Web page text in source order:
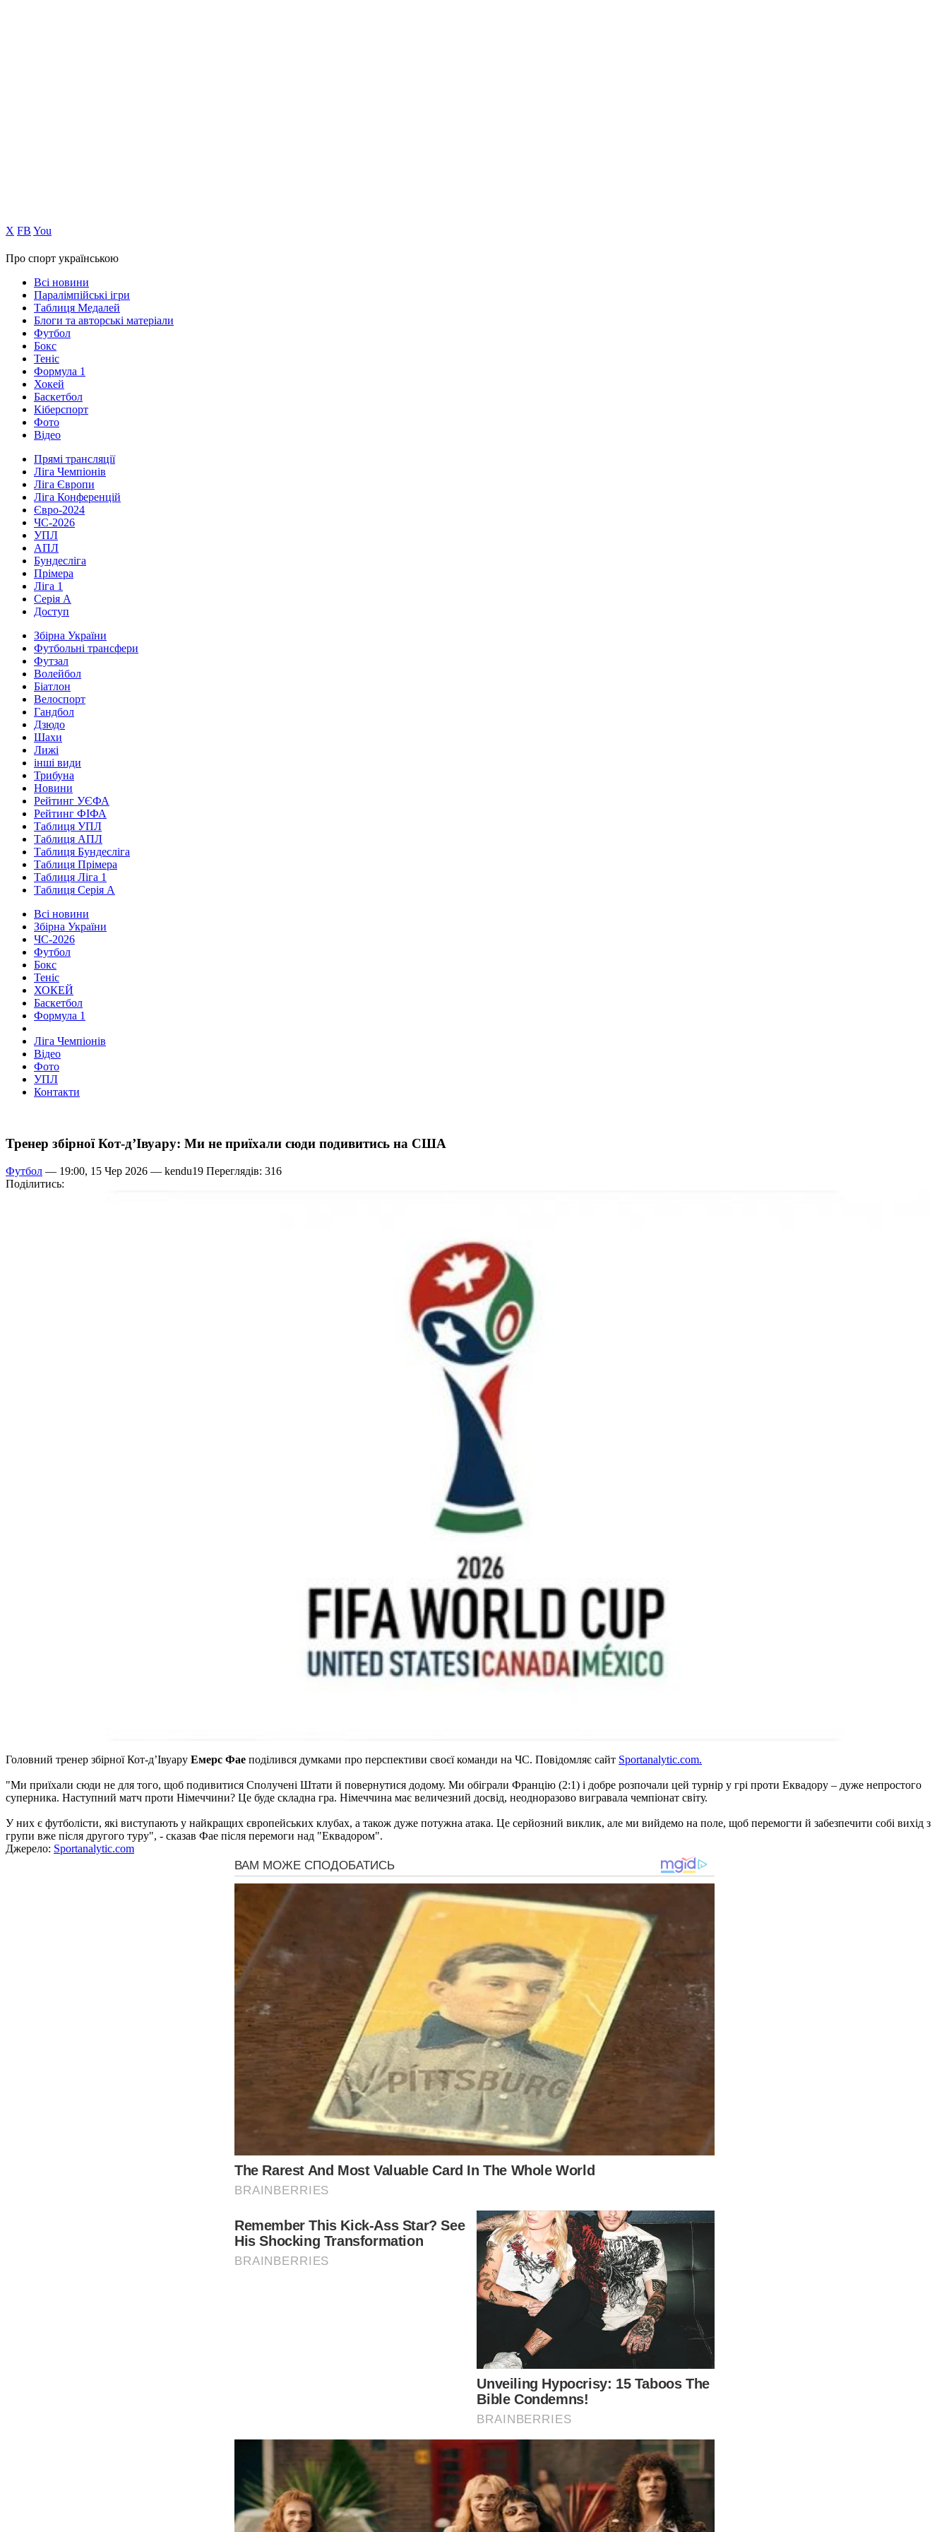
Х FB You
Про спорт українською
Всі новини
Паралімпійські ігри
Таблиця Медалей
Блоги та авторські матеріали
Футбол
Бокс
Теніс
Формула 1
Хокей
Баскетбол
Кіберспорт
Фото
Відео
Прямі трансляції
Ліга Чемпіонів
Ліга Європи
Ліга Конференцій
Євро-2024
ЧС-2026
УПЛ
АПЛ
Бундесліга
Прімера
Ліга 1
Серія А
Доступ
Збірна України
Футбольні трансфери
Футзал
Волейбол
Біатлон
Велоспорт
Гандбол
Дзюдо
Шахи
Лижі
інші види
Трибуна
Новини
Рейтинг УЄФА
Рейтинг ФІФА
Таблиця УПЛ
Таблиця АПЛ
Таблиця Бундесліга
Таблиця Прімера
Таблиця Ліга 1
Таблиця Серія А
Всі новини
Збірна України
ЧС-2026
Футбол
Бокс
Теніс
ХОКЕЙ
Баскетбол
Формула 1
Ліга Чемпіонів
Відео
Фото
УПЛ
Контакти
Тренер збірної Кот-д’Івуару: Ми не приїхали сюди подивитись на США
Футбол — 19:00, 15 Чер 2026 — kendu19 Переглядів: 316
Поділитись:
Головний тренер збірної Кот-д’Івуару Емерс Фае поділився думками про перспективи своєї команди на ЧС. Повідомляє сайт Sportanalytic.com.
"Ми приїхали сюди не для того, щоб подивитися Сполучені Штати й повернутися додому. Ми обіграли Францію (2:1) і добре розпочали цей турнір у грі проти Еквадору – дуже непростого
суперника. Наступний матч проти Німеччини? Це буде складна гра. Німеччина має величезний досвід, неодноразово вигравала чемпіонат світу.
У них є футболісти, які виступають у найкращих європейських клубах, а також дуже потужна атака. Це серйозний виклик, але ми вийдемо на поле, щоб перемогти й забезпечити собі вихід з
групи вже після другого туру", - сказав Фае після перемоги над "Еквадором".
Джерело: Sportanalytic.com